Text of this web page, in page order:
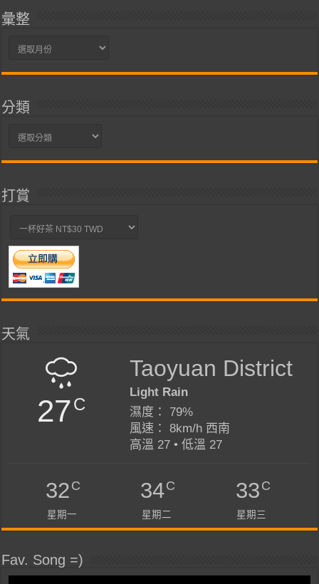
彙整
彙
分類
分
打賞
天氣
27C
Taoyuan District
Light Rain
濕度： 79%
風速： 8km/h 西南
高溫 27 • 低溫 27
32C
星期一
34C
星期二
33C
星期三
Fav. Song =)